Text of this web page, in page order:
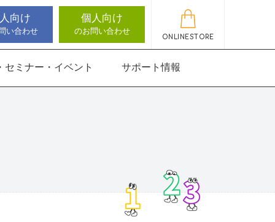
向け
い合わせ
個人向け
のお問い合わせ
ONLINESTORE
セミナー・イベント サポート情報